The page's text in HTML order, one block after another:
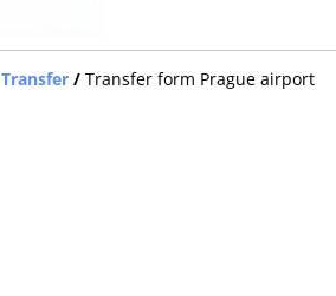
Transfer / Transfer form Prague airport